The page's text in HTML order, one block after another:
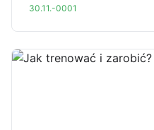
30.11.-0001